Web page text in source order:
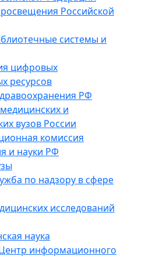
Российской
системы и
цифровых
ресурсов
РФ
и
вузов России
комиссия
и науки РФ
по надзору в сфере
исследований
наука
информационного